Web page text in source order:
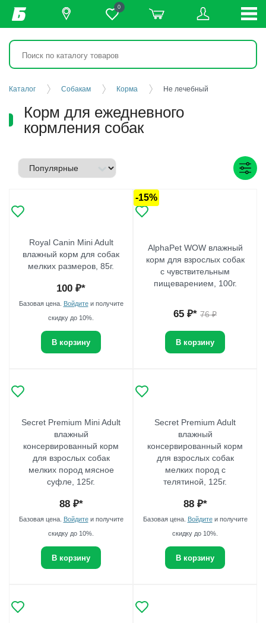
0
Каталог Собакам Корма Не лечебный
Корм для ежедневного
кормления собак
Royal Canin Mini Adult
влажный корм для собак
мелких размеров, 85г.
100 ₽*
Базовая цена. Войдитеи получите
скидку до 10%.
В корзину
-15%
AlphaPet WOW влажный
корм для взрослых собак
с чувствительным
пищеварением, 100г.
65 ₽* 76₽
В корзину
Secret Premium Mini Adult
влажный
консервированный корм
для взрослых собак
мелких пород мясное
суфле, 125г.
88₽*
Базовая цена. Войдитеи получите
скидку до 10%.
В корзину
Secret Premium Adult
влажный
консервированный корм
для взрослых собак
мелких пород с
телятиной, 125г.
88₽*
Базовая цена. Войдитеи получите
скидку до 10%.
В корзину